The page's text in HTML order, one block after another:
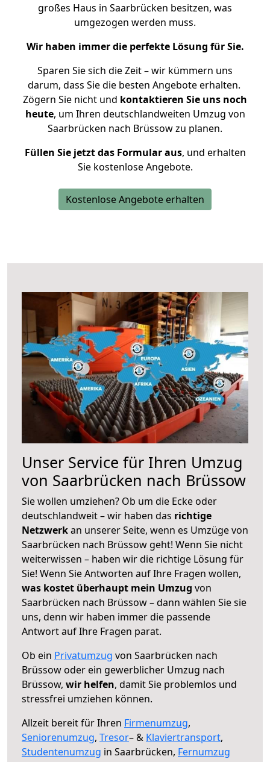
großes Haus in Saarbrücken besitzen, was
umgezogen werden muss.
Wir haben immer die perfekte Lösung für Sie.
Sparen Sie sich die Zeit – wir kümmern uns
darum, dass Sie die besten Angebote erhalten.
Zögern Sie nicht und kontaktieren Sie uns noch
heute, um Ihren deutschlandweiten Umzug von
Saarbrücken nach Brüssow zu planen.
Füllen Sie jetzt das Formular aus, und erhalten
Sie kostenlose Angebote.
Kostenlose Angebote erhalten
Unser Service für Ihren Umzug
von Saarbrücken nach Brüssow
Sie wollen umziehen? Ob um die Ecke oder
deutschlandweit – wir haben das richtige
Netzwerkan unserer Seite, wenn es Umzüge von
Saarbrücken nach Brüssow geht! Wenn Sie nicht
weiterwissen – haben wir die richtige Lösung für
Sie! Wenn Sie Antworten auf Ihre Fragen wollen,
was kostet überhaupt mein Umzug von
Saarbrücken nach Brüssow – dann wählen Sie sie
uns, denn wir haben immer die passende
Antwort auf Ihre Fragen parat.
Ob ein Privatumzug von Saarbrücken nach
Brüssow oder ein gewerblicher Umzug nach
Brüssow, wir helfen, damit Sie problemlos und
stressfrei umziehen können.
Allzeit bereit für Ihren Firmenumzug,
Seniorenumzug, Tresor– & Klaviertransport,
Studentenumzug in Saarbrücken, Fernumzug